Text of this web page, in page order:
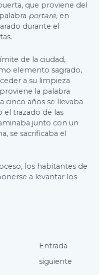
que proviene del
portare, en
durante el
de la ciudad,
elemento sagrado,
a su limpieza
la palabra
cinco años se llevaba
el trazado de las
junto con un
se sacrificaba el
los habitantes de
a levantar los
Entrada
siguiente